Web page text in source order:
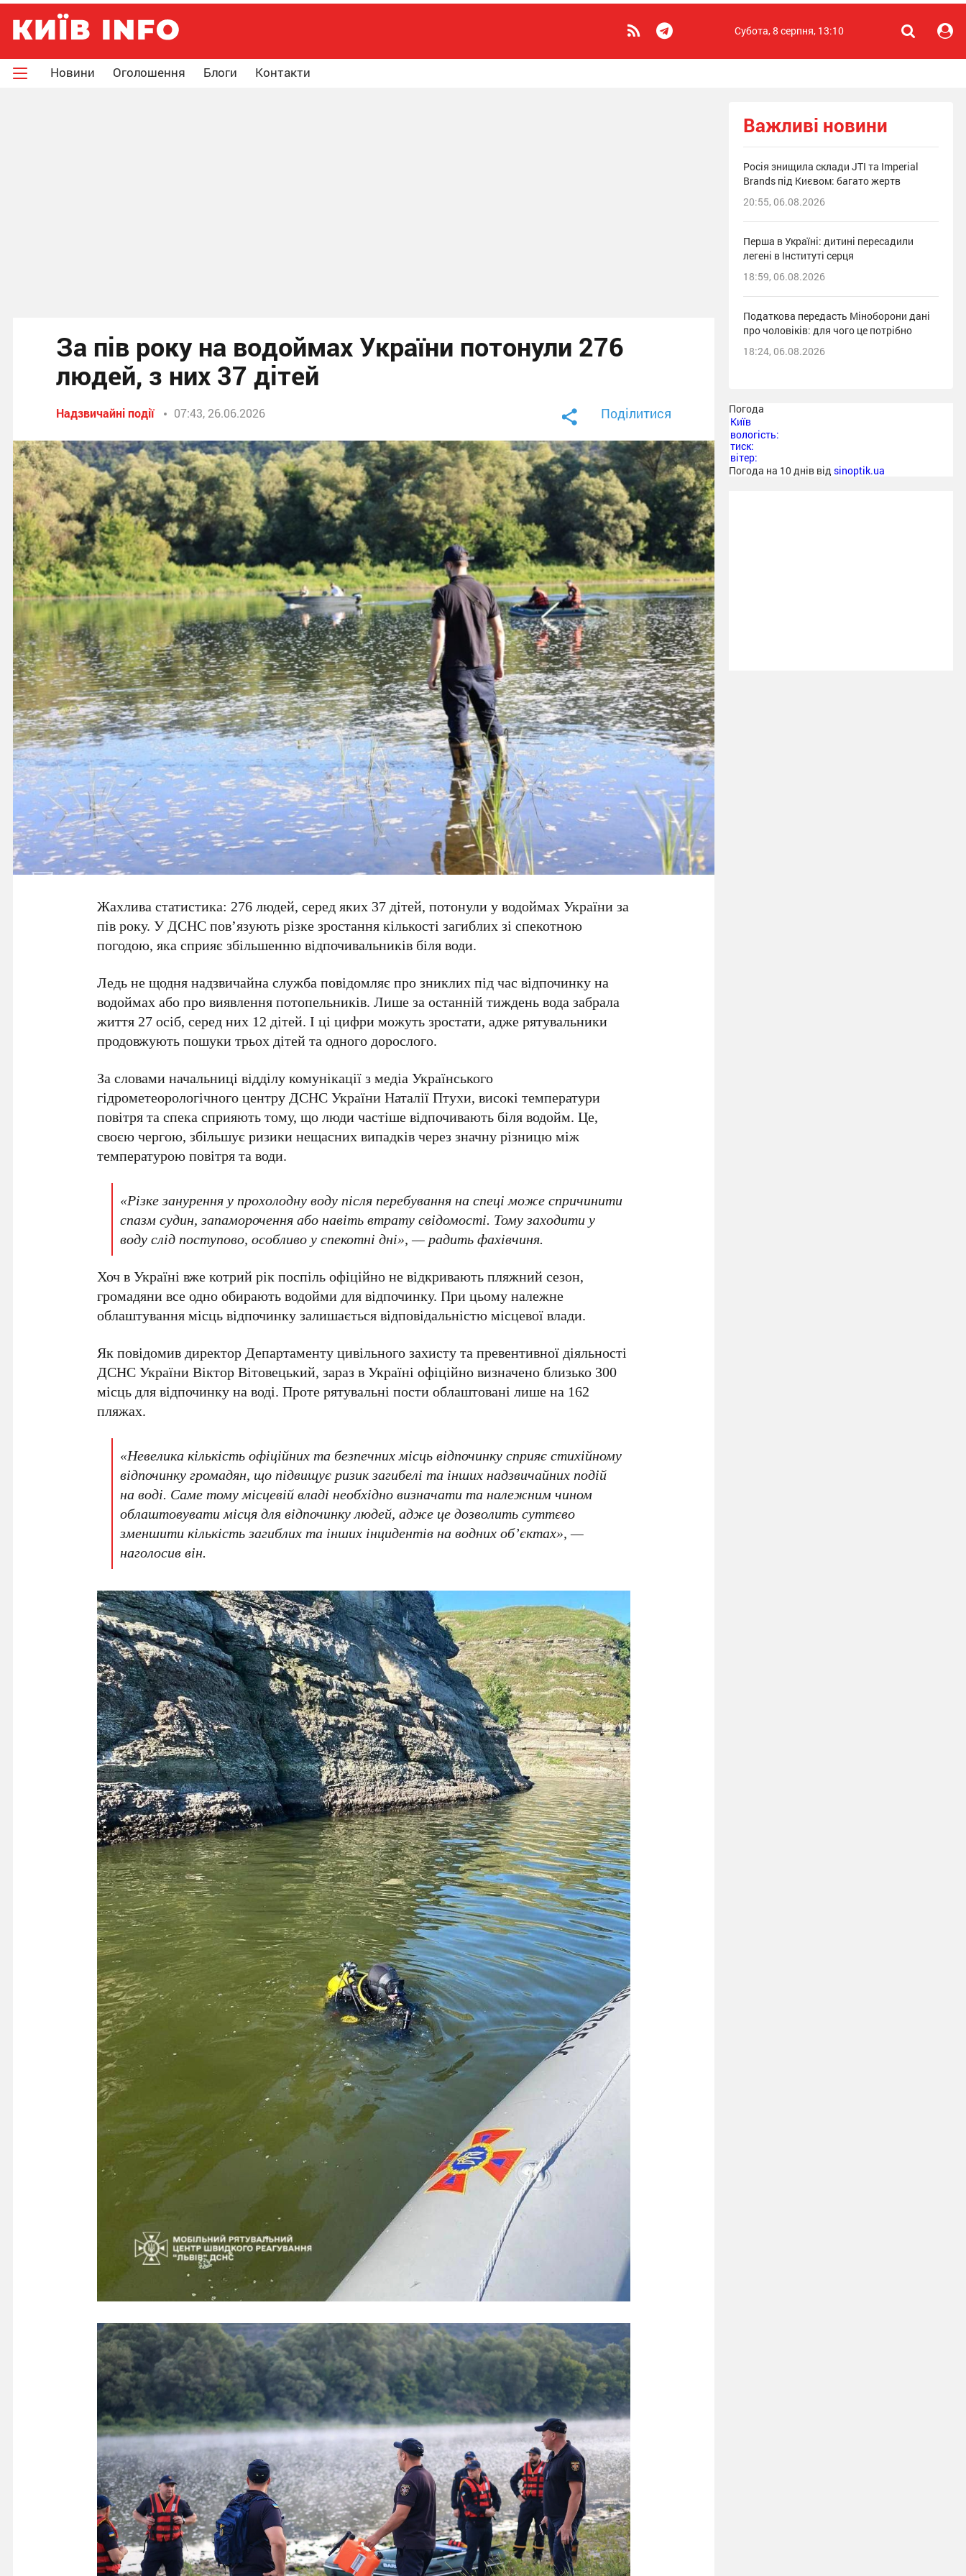
Субота, 8 серпня, 13:10
Новини Оголошення Блоги Контакти
За пів року на водоймах України потонули 276
людей, з них 37 дітей
Надзвичайні події 07:43, 26.06.2026 Поділитися
Жахлива статистика:276 людей, серед яких 37 дітей, потонули у водоймах України за
пів року. УДСНСпов’язують різке зростання кількості загиблих зі спекотною
погодою, яка сприяє збільшенню відпочивальників біля води.
Ледь не щодня надзвичайна служба повідомляє про зниклих під час відпочинку на
водоймах або про виявлення потопельників. Лише за останній тиждень вода забрала
життя27 осіб, серед них 12 дітей. І ці цифри можуть зростати, адже рятувальники
продовжують пошукитрьох дітейтаодного дорослого.
За словами начальниці відділу комунікації з медіаУкраїнського
гідрометеорологічного центру ДСНС України Наталії Птухи, високі температури
повітря та спека сприяють тому, що люди частіше відпочивають біля водойм. Це,
своєю чергою, збільшує ризики нещасних випадків через значну різницю між
температурою повітря та води.
«Різке занурення у прохолодну воду після перебування на спеці може спричинити
спазм судин, запаморочення або навіть втрату свідомості. Тому заходити у
воду слід поступово, особливо у спекотні дні», — радить фахівчиня.
Хоч в Україні вже котрий рік поспіль офіційно не відкривають пляжний сезон,
громадяни все одно обирають водойми для відпочинку. При цьому належне
облаштування місць відпочинку залишається відповідальністю місцевої влади.
Як повідомив директор Департаменту цивільного захисту та превентивної діяльності
ДСНС України Віктор Вітовецький, зараз в Україні офіційно визначено близько 300
місцьдля відпочинку на воді. Проте рятувальні пости облаштовані лише на 162
пляжах.
«Невелика кількість офіційних та безпечних місць відпочинку сприяє стихійному
відпочинку громадян, що підвищує ризик загибелі та інших надзвичайних подій
на воді. Саме тому місцевій владі необхідно визначати та належним чином
облаштовувати місця для відпочинку людей, адже це дозволить суттєво
зменшити кількість загиблих та інших інцидентів на водних об’єктах», —
наголосив він.
Важливі новини
Росія знищила склади JTI та Imperial
Brands під Києвом: багато жертв
20:55, 06.08.2026
Перша в Україні: дитині пересадили
легені в Інституті серця
18:59, 06.08.2026
Податкова передасть Міноборони дані
про чоловіків: для чого це потрібно
18:24, 06.08.2026
Погода
Київ
вологість:
тиск:
вітер:
Погода на 10 днів від sinoptik.ua